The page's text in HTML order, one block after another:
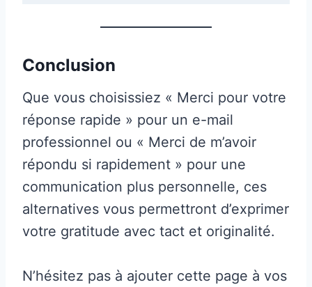
Conclusion
Que vous choisissiez « Merci pour votre
réponse rapide » pour un e-mail
professionnel ou « Merci de m’avoir
répondu si rapidement » pour une
communication plus personnelle, ces
alternatives vous permettront d’exprimer
votre gratitude avec tact et originalité.
N’hésitez pas à ajouter cette page à vos